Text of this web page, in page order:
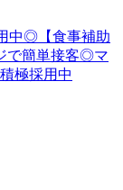
中◎【食事補助
で簡単接客◎マ
極採用中